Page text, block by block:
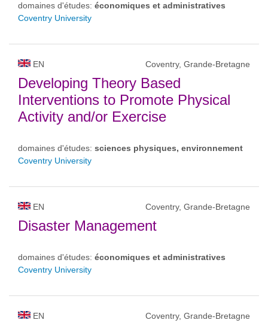
domaines d'études: économiques et administratives
Coventry University
EN Coventry, Grande-Bretagne
Developing Theory Based
Interventions to Promote Physical
Activity and/or Exercise
domaines d'études: sciences physiques, environnement
Coventry University
EN Coventry, Grande-Bretagne
Disaster Management
domaines d'études: économiques et administratives
Coventry University
EN Coventry, Grande-Bretagne